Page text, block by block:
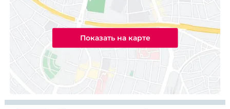
Показать на карте